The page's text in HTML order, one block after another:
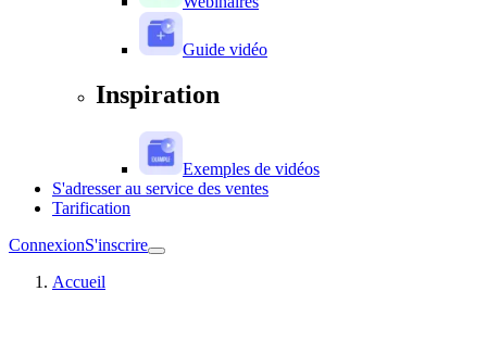
Guide vidéo
Inspiration
Exemples de vidéos
S'adresser au service des ventes
Tarification
ConnexionS'inscrire
Accueil